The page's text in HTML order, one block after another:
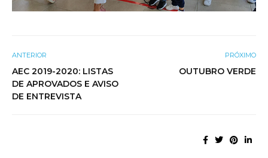
ANTERIOR
AEC 2019-2020: LISTAS
DE APROVADOS E AVISO
DE ENTREVISTA
PRÓXIMO
OUTUBRO VERDE